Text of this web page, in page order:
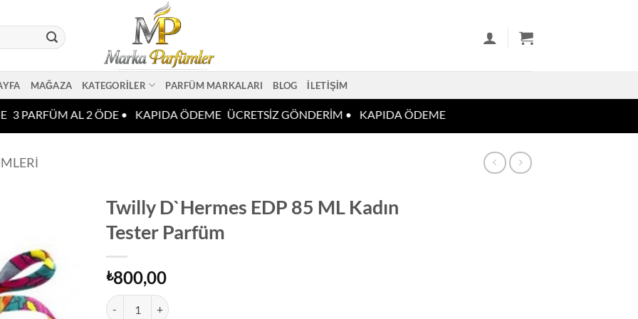
MAĞAZA KATEGORILER PARFÜM MARKALARI BLOG İLETIŞIM
3 PARFÜM AL 2 ÖDE • KAPIDA ÖDEME ÜCRETSİZ GÖNDERİM • KAPIDA ÖDEME
Twilly D`Hermes EDP 85 ML Kadın
Tester Parfüm
₺800,00
Twilly D`Hermes EDP 85 ML Kadın Tester Parfüm adet